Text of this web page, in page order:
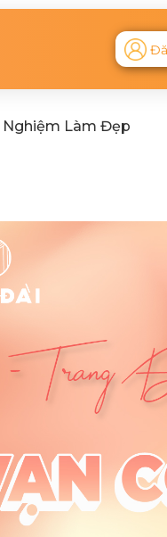
Nghiệm Làm Đẹp